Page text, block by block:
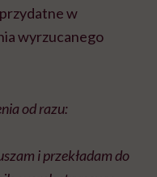
w
wyrzucanego
od razu:⠀
i przekładam do